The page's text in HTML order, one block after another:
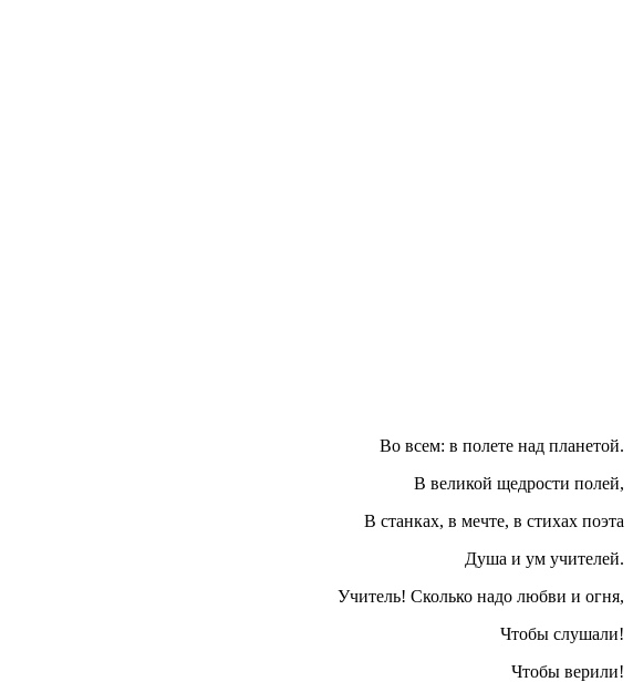
над планетой.
полей,
в стихах поэта
Душа и ум учителей.
Учитель! Сколько надо любви и огня,
Чтобы верили!